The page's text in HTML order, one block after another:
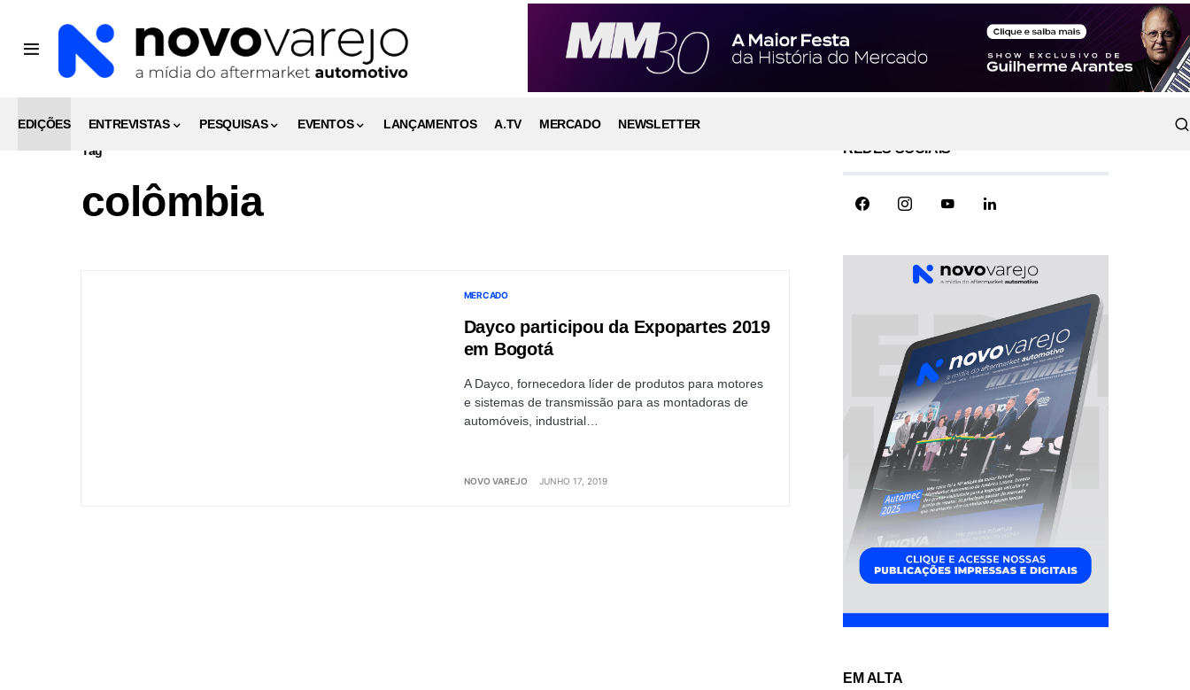
EDIÇÕES ENTREVISTAS PESQUISAS EVENTOS LANÇAMENTOS A.TV MERCADO
NEWSLETTER
Tag
colômbia
MERCADO
Dayco participou da Expopartes 2019
em Bogotá
A Dayco, fornecedora líder de produtos para motores
e sistemas de transmissão para as montadoras de
automóveis, industrial…
NOVO VAREJO JUNHO 17, 2019
REDES SOCIAIS
EM ALTA